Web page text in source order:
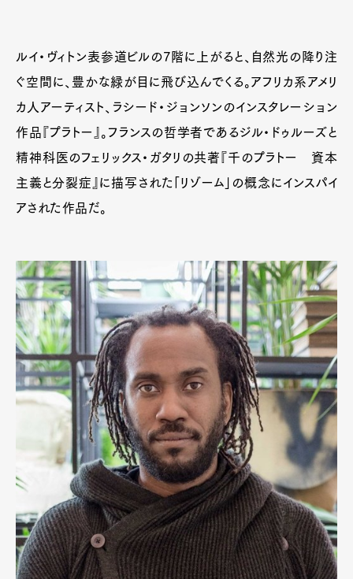
ルイ・ヴィトン表参道ビルの7階に上がると、自然光の降り注
ぐ空間に、豊かな緑が目に飛び込んでくる。アフリカ系アメリ
カ人アーティスト、ラシード・ジョンソンのインスタレーション
作品『プラトー』。フランスの哲学者であるジル・ドゥルーズと
精神科医のフェリックス・ガタリの共著『千のプラトー 資本
主義と分裂症』に描写された「リゾーム」の概念にインスパイ
アされた作品だ。